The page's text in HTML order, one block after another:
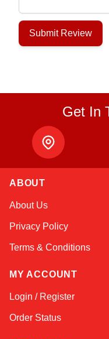
Submit Review
Get In
ABOUT
About Us
Privacy Policy
Terms & Conditions
MY ACCOUNT
Login / Register
Order Status